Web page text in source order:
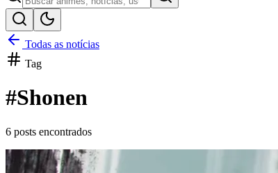
Todas as notícias
Tag
#Shonen
6 posts encontrados